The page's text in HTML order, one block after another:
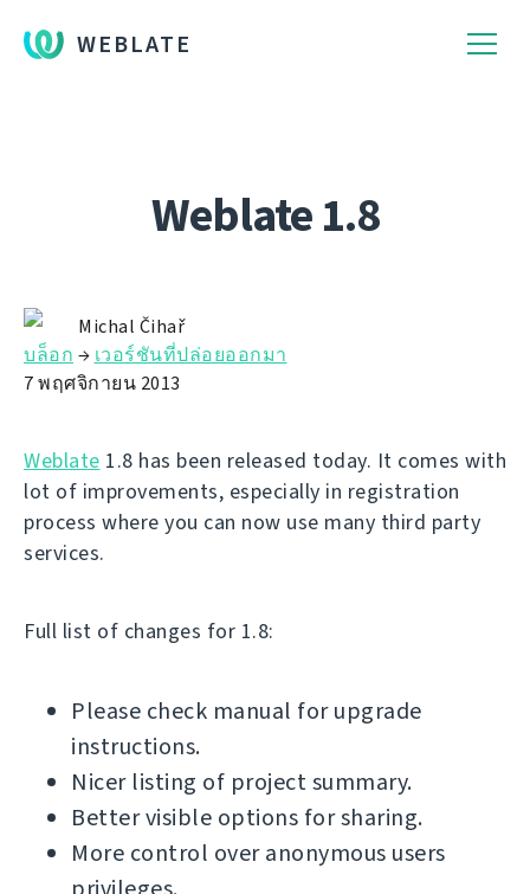
WEBLATE
Weblate 1.8
Michal Čihař
บล็อก → เวอร์ชันที่ปล่อยออกมา
7 พฤศจิกายน 2013
Weblate 1.8 has been released today. It comes with
lot of improvements, especially in registration
process where you can now use many third party
services.
Full list of changes for 1.8:
Please check manual for upgrade
instructions.
Nicer listing of project summary.
Better visible options for sharing.
More control over anonymous users